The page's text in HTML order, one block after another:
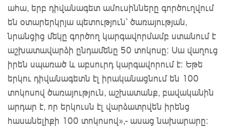
ահա, երբ դիվանագետ ամուսինները գործուղվում
են օտարերկրյա պետություն՝ ծառայության,
նրանցից մեկը գործող կարգավորմամբ ստանում է
աշխատավարձի ընդամենը 50 տոկոսը: Սա վաղուց
իրեն սպառած և աբսուրդ կարգավորում է: Եթե
երկու դիվանագետն էլ իրականացնում են 100
տոկոսով ծառայություն, աշխատանք, բավականին
արդար է, որ երկուսն էլ վարձատրվեն իրենց
հասանելիքի 100 տոկոսով»,- ասաց նախարարը: